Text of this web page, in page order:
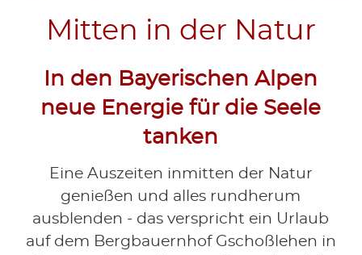
Mitten in der Natur
In den Bayerischen Alpen
neue Energie für die Seele
tanken
Eine Auszeiten inmitten der Natur
genießen und alles rundherum
ausblenden - das verspricht ein Urlaub
auf dem Bergbauernhof Gschoßlehen in